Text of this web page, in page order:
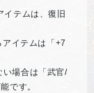
イテムは、復旧
イテムは「+7
場合は「武官/
です。